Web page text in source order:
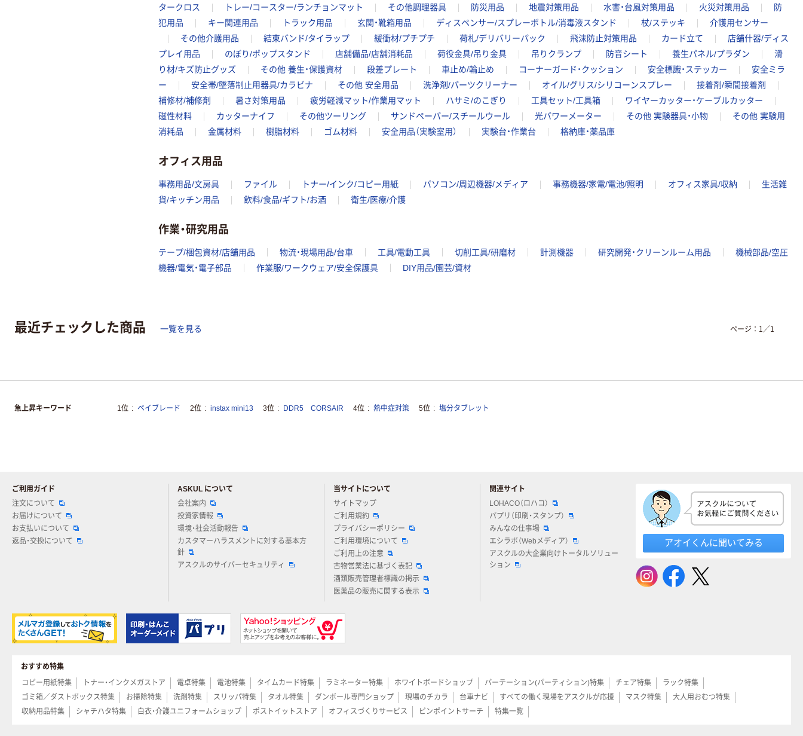
タークロス
トレー/コースター/ランチョンマット その他調理器具 防災用品 地震対策用品 水害・台風対策用品 火災対策用品
防
犯用品
キー関連用品 トラック用品 玄関・靴箱用品 ディスペンサー/スプレーボトル/消毒液スタンド 杖/ステッキ
介護用センサー
その他介護用品
結束バンド/タイラップ 緩衝材/プチプチ 荷札/デリバリーパック 飛沫防止対策用品 カード立て
店舗什器/ディス
プレイ用品
のぼり/ポップスタンド 店舗備品/店舗消耗品 荷役金具/吊り金具 吊りクランプ 防音シート 養生パネル/プラダン
滑
り材/キズ防止グッズ
その他 養生・保護資材 段差プレート 車止め/輪止め コーナーガード・クッション 安全標識・ステッカー
安全ミラ
ー
安全帯/墜落制止用器具/カラビナ その他 安全用品 洗浄剤/パーツクリーナー オイル/グリス/シリコーンスプレー
接着剤/瞬間接着剤
補修材/補修剤
暑さ対策用品 疲労軽減マット/作業用マット ハサミ/のこぎり 工具セット/工具箱
ワイヤーカッター・ケーブルカッター
磁性材料
カッターナイフ その他ツーリング サンドペーパー/スチールウール 光パワーメーター その他 実験器具・小物
その他 実験用
消耗品
金属材料 樹脂材料 ゴム材料 安全用品（実験室用） 実験台・作業台 格納庫・薬品庫
オフィス用品
事務用品/文房具 ファイル トナー/インク/コピー用紙 パソコン/周辺機器/メディア 事務機器/家電/電池/照明 オフィス家具/収納
生活雑
貨/キッチン用品
飲料/食品/ギフト/お酒 衛生/医療/介護
作業・研究用品
テープ/梱包資材/店舗用品 物流・現場用品/台車 工具/電動工具 切削工具/研磨材 計測機器 研究開発・クリーンルーム用品
機械部品/空圧
機器/電気・電子部品
作業服/ワークウェア/安全保護具 DIY用品/園芸/資材
最近チェックした商品 一覧を見る ページ： 1 ／1
急上昇キーワード 1位 ベイブレード 2位 instax mini13 3位 DDR5 CORSAIR 4位 熱中症対策 5位 塩分タブレット
ご利用ガイド
注文について
お届けについて
お支払いについて
返品・交換について
ASKUL について
会社案内
投資家情報
環境・社会活動報告
カスタマーハラスメントに対する基本方
針
アスクルのサイバーセキュリティ
当サイトについて
サイトマップ
ご利用規約
プライバシーポリシー
ご利用環境について
ご利用上の注意
古物営業法に基づく表記
酒類販売管理者標識の掲示
医薬品の販売に関する表示
関連サイト
LOHACO（ロハコ）
パプリ（印刷・スタンプ）
みんなの仕事場
エシラボ（Webメディア）
アスクルの大企業向けトータルソリュー
ション
アオイくんに聞いてみる
おすすめ特集
コピー用紙特集
トナー・インクメガストア 電卓特集 電池特集 タイムカード特集 ラミネーター特集 ホワイトボードショップ パーテーション(パーティション)特集 チェア特集
ラック特集
ゴミ箱／ダストボックス特集
お掃除特集 洗剤特集 スリッパ特集 タオル特集 ダンボール専門ショップ 現場のチカラ 台車ナビ すべての働く現場をアスクルが応援 マスク特集
大人用おむつ特集
収納用品特集
シャチハタ特集 白衣・介護ユニフォームショップ ポストイットストア オフィスづくりサービス ピンポイントサーチ 特集一覧